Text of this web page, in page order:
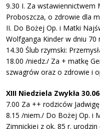
9.30 I. Za wstawiennictwem
Proboszcza, o zdrowie dla
II. Do Bożej Op. i Matki
Wolfganga Kinder w dniu 70
14.30 Ślub rzymski:
18.00 /niedz./ Za + matkę
szwagrów oraz o zdrowie i
XIII Niedziela Zwykła 30.06
7.00 Za ++ rodziców
8.15 /niem./ Do Bożej Op. i
Zimnickiej z ok. 85 r.